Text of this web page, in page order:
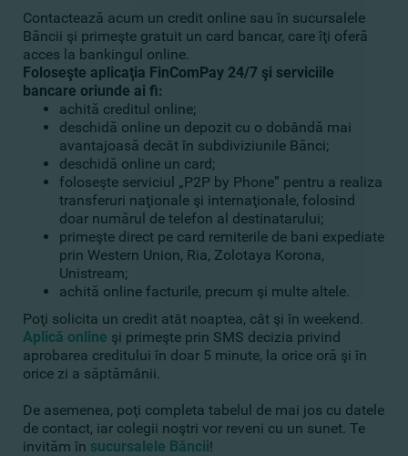
Contactează acum un credit online sau în sucursalele
Băncii şi primeşte gratuit un card bancar, care îţi oferă
acces la bankingul online.
Foloseşte aplicaţia FinComPay 24/7 şi serviciile
bancare oriunde ai fi:
achită creditul online;
deschidă online un depozit cu o dobândă mai
avantajoasă decât în subdiviziunile Bănci;
deschidă online un card;
foloseşte serviciul „P2P by Phone” pentru a realiza
transferuri naţionale şi internaţionale, folosind
doar numărul de telefon al destinatarului;
primeşte direct pe card remiterile de bani expediate
prin Western Union, Ria, Zolotaya Korona,
Unistream;
achită online facturile, precum şi multe altele.
Poţi solicita un credit atât noaptea, cât şi în weekend.
Aplică online şi primeşte prin SMS decizia privind
aprobarea creditului în doar 5 minute, la orice oră şi în
orice zi a săptămânii.
De asemenea, poţi completa tabelul de mai jos cu datele
de contact, iar colegii noştri vor reveni cu un sunet. Te
invităm în sucursalele Băncii!